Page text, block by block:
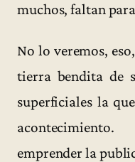
muchos, faltan
No lo veremos,
tierra bendita de
superficiales la
emprender la